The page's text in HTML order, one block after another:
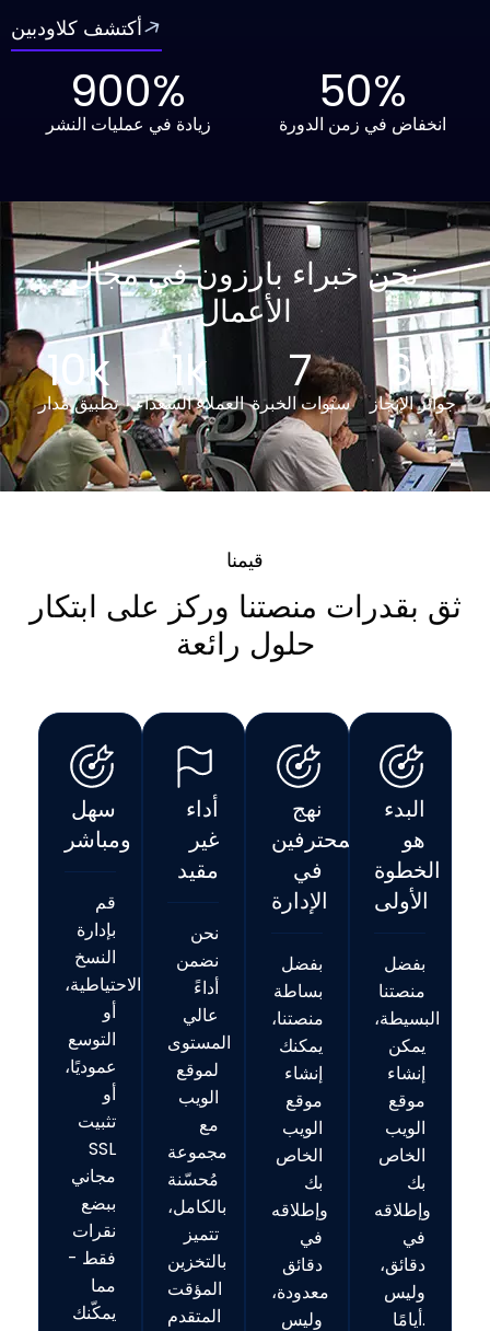
أكتشف كلاودبين
زيادة في عمليات النشر
900%
انخفاض في زمن الدورة
50%
نحن خبراء بارزون في مجال
الأعمال
تطبيق مُدار
10k
العملاء السعداء
1k
سنوات الخبرة
7
جوائز الإنجاز
64
قيمنا
ثق بقدرات منصتنا وركز على ابتكار
حلول رائعة
سهل
ومباشر
قم
بإدارة
النسخ
الاحتياطية،
أو
التوسع
عموديًا،
أو
تثبيت
SSL
مجاني
ببضع
نقرات
فقط -
مما
يمكّنك
أداء
غير
مقيد
نحن
نضمن
أداءً
عالي
المستوى
لموقع
الويب
مع
مجموعة
مُحسّنة
بالكامل،
تتميز
بالتخزين
المؤقت
المتقدم
نهج
المحترفين
في
الإدارة
بفضل
بساطة
منصتنا،
يمكنك
إنشاء
موقع
الويب
الخاص
بك
وإطلاقه
في
دقائق
معدودة،
وليس
البدء
هو
الخطوة
الأولى
بفضل
منصتنا
البسيطة،
يمكن
إنشاء
موقع
الويب
الخاص
بك
وإطلاقه
في
دقائق،
وليس
أيامًا.